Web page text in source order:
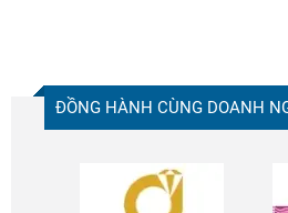
ĐỒNG HÀNH CÙNG DOANH